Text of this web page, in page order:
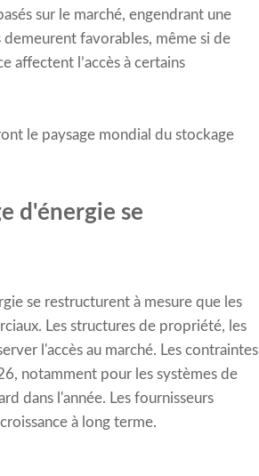
sur le marché, engendrant une
favorables, même si de
affectent l’accès à certains
le paysage mondial du stockage
d'énergie se
se restructurent à mesure que les
Les structures de propriété, les
l'accès au marché. Les contraintes
notamment pour les systèmes de
dans l'année. Les fournisseurs
à long terme.